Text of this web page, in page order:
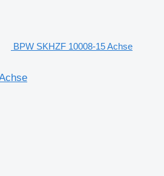
BPW SKHZF 10008-15 Achse